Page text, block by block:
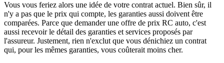
Vous vous feriez alors une idée de votre contrat actuel. Bien sûr, il
n'y a pas que le prix qui compte, les garanties aussi doivent être
comparées. Parce que demander une offre de prix RC auto, c'est
aussi recevoir le détail des garanties et services proposés par
l'assureur. Justement, rien n'exclut que vous dénichiez un contrat
qui, pour les mêmes garanties, vous coûterait moins cher.